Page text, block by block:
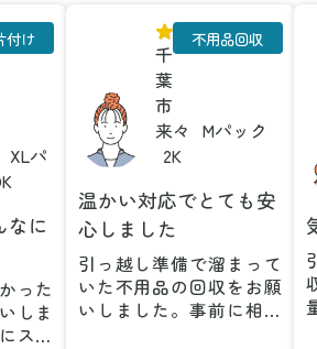
XLパ
付け
なに
った
しま
スム
千
葉
市
来々
Mパック
2K
不用品回収
温かい対応でとても安
心しました
引っ越し準備で溜まって
いた不用品の回収をお願
いしました。事前に相談